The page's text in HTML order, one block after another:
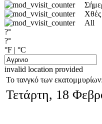
Χθές
All
?°
?°
°F | °C
invalid location provided
Το τανγκό των
Τετάρτη, 18